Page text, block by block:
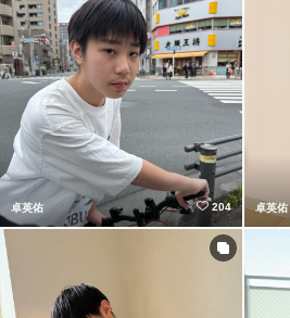
卓英佑 204 卓英佑